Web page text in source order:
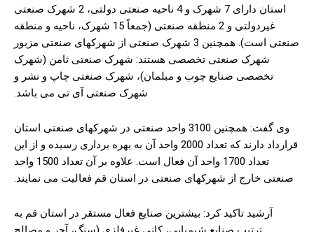
استان دارای 7 شهرک و 4 ناحیه صنعتی دولتی، 2 شهرک صنعتی
غیردولتی و 2 منطقه صنعتی (جمعاً 15 شهرک، ناحیه و منطقه
صنعتی است). همچنین 3 شهرک صنعتی از شهرکهای صنعتی مزبور
شهرک صنعتی تخصصی هستند: شهرک صنعتی ثامن (شهرک
تخصصی صنایع چوب و مبلمان)، شهرک صنعتی چاپ و نشر و
شهرک صنعتی آی تی می باشد.
وی گفت: همچنین 3100 واحد صنعتی در شهرکهای صنعتی استان
قرارداد دارند که تعداد 2000 واحد آن به بهره برداری رسیده و از این
تعداد 1700 واحد آن فعال است. علاوه بر آن تعداد 1500 واحد
صنعتی خارج از شهرکهای صنعتی در استان قم فعالیت می نمایند.
آرشید تاکید کرد: بیشترین صنایع فعال مستقر در استان قم به